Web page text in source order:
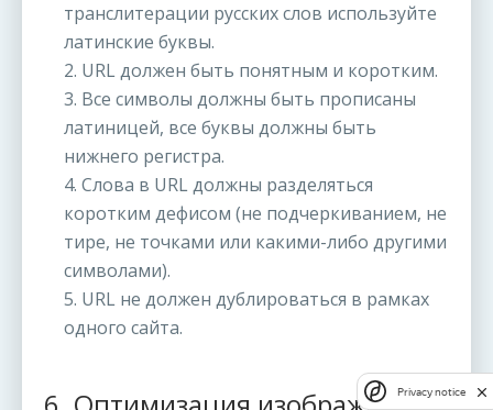
транслитерации русских слов используйте
латинские буквы.
2. URL должен быть понятным и коротким.
3. Все символы должны быть прописаны
латиницей, все буквы должны быть
нижнего регистра.
4. Слова в URL должны разделяться
коротким дефисом (не подчеркиванием, не
тире, не точками или какими-либо другими
символами).
5. URL не должен дублироваться в рамках
одного сайта.
Privacy notice